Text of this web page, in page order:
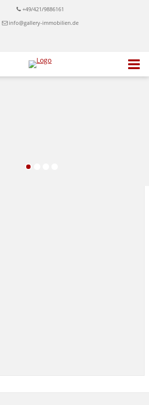
+49/421/9886161
info@gallery-immobilien.de